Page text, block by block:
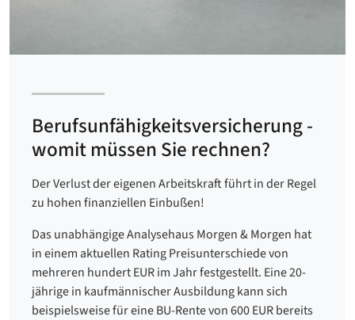
Berufsunfähigkeits­versicherung -
womit müssen Sie rechnen?
Der Verlust der eigenen Arbeitskraft führt in der Regel
zu hohen finanziellen Einbußen!
Das unabhängige Analysehaus Morgen & Morgen hat
in einem aktuellen Rating Preisunterschiede von
mehreren hundert EUR im Jahr festgestellt. Eine 20-
jährige in kaufmännischer Ausbildung kann sich
beispielsweise für eine BU-Rente von 600 EUR bereits